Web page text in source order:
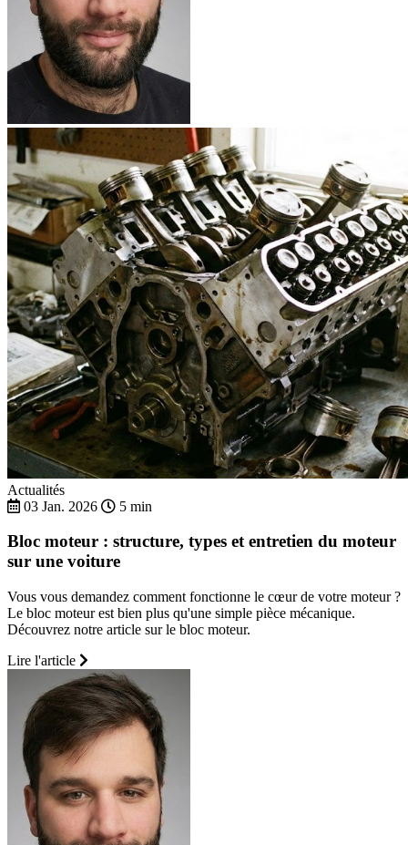
Actualités
03 Jan. 2026
5 min
Bloc moteur : structure, types et entretien du moteur
sur une voiture
Vous vous demandez comment fonctionne le cœur de votre moteur ?
Le bloc moteur est bien plus qu'une simple pièce mécanique.
Découvrez notre article sur le bloc moteur.
Lire l'article